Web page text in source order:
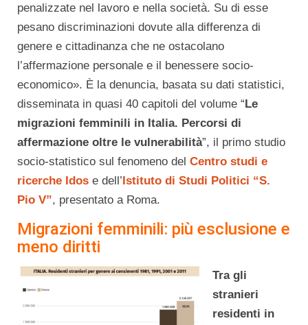
penalizzate nel lavoro e nella società. Su di esse
pesano discriminazioni dovute alla differenza di
genere e cittadinanza che ne ostacolano
l’affermazione personale e il benessere socio-
economico». È la denuncia, basata su dati statistici,
disseminata in quasi 40 capitoli del volume “Le
migrazioni femminili in Italia. Percorsi di
affermazione oltre le vulnerabilità”, il primo studio
socio-statistico sul fenomeno del Centro studi e
ricerche Idos e dell’Istituto di Studi Politici “S.
Pio V”, presentato a Roma.
Migrazioni femminili: più esclusione e
meno diritti
Tra gli
stranieri
residenti in